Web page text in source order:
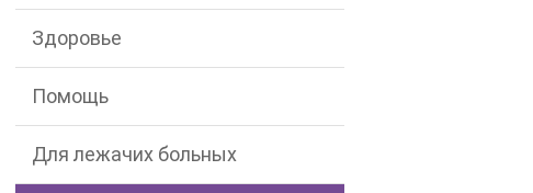
Здоровье
Помощь
Для лежачих больных